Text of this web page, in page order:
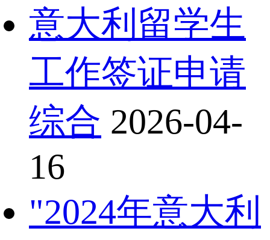
意大利留学生
工作签证申请
综合 2026-04-
16
"2024年意大利